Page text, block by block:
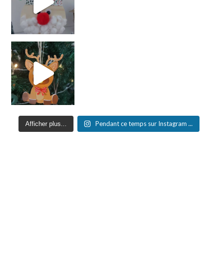
Afficher plus... Pendant ce temps sur Instagram ...